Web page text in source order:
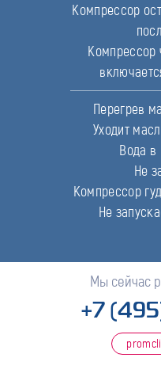
Компрессор
Компрессор
Перегрев
Уходит
Вода в
Не
Компрессор
Не
Мы сейчас
+7